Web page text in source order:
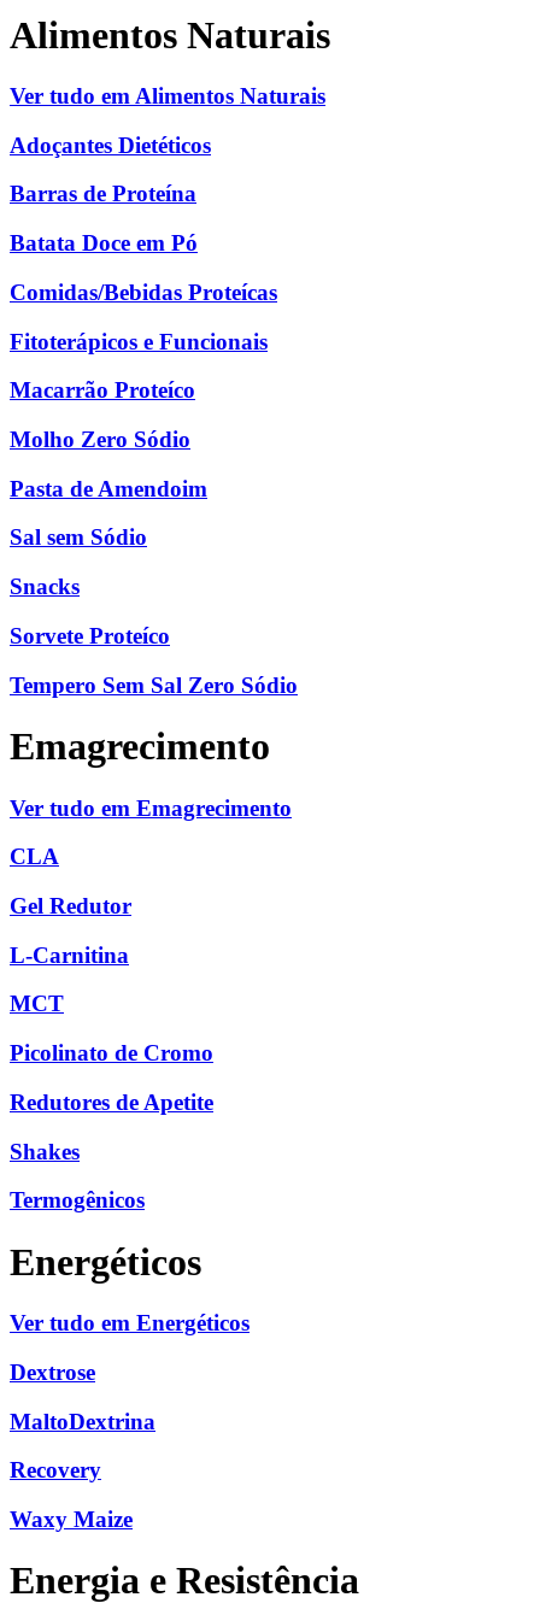
Alimentos Naturais
Ver tudo em Alimentos Naturais
Adoçantes Dietéticos
Barras de Proteína
Batata Doce em Pó
Comidas/Bebidas Proteícas
Fitoterápicos e Funcionais
Macarrão Proteíco
Molho Zero Sódio
Pasta de Amendoim
Sal sem Sódio
Snacks
Sorvete Proteíco
Tempero Sem Sal Zero Sódio
Emagrecimento
Ver tudo em Emagrecimento
CLA
Gel Redutor
L-Carnitina
MCT
Picolinato de Cromo
Redutores de Apetite
Shakes
Termogênicos
Energéticos
Ver tudo em Energéticos
Dextrose
MaltoDextrina
Recovery
Waxy Maize
Energia e Resistência